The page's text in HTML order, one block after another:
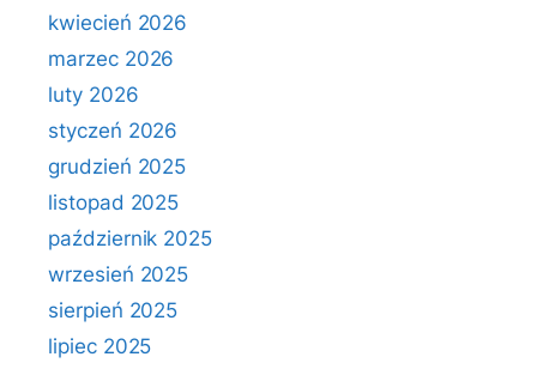
kwiecień 2026
marzec 2026
luty 2026
styczeń 2026
grudzień 2025
listopad 2025
październik 2025
wrzesień 2025
sierpień 2025
lipiec 2025